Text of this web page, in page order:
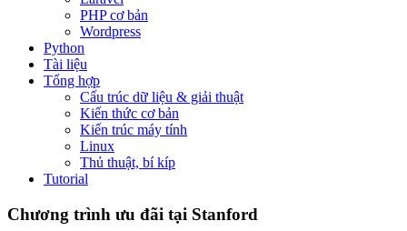
PHP cơ bản
Wordpress
Python
Tài liệu
Tổng hợp
Cấu trúc dữ liệu & giải thuật
Kiến thức cơ bản
Kiến trúc máy tính
Linux
Thủ thuật, bí kíp
Tutorial
Chương trình ưu đãi tại Stanford